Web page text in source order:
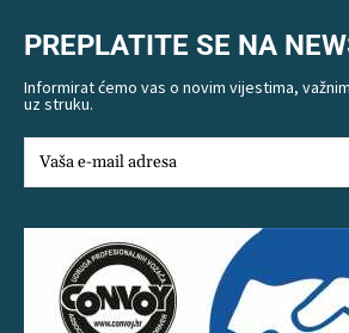
PREPLATITE SE NA
Informirat ćemo vas o novim vijestima,
uz struku.